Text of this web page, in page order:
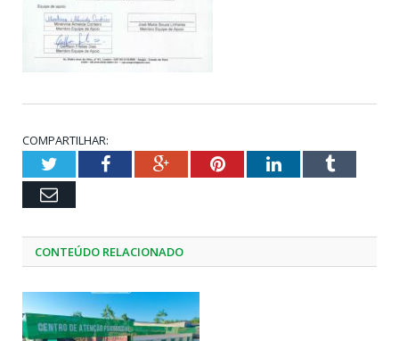
COMPARTILHAR:
TwitterFacebookGoogle+PinterestLinkedInTumblr
Email
CONTEÚDO RELACIONADO